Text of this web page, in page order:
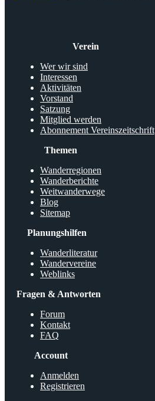
Verein
Wer wir sind
Interessen
Aktivitäten
Vorstand
Satzung
Mitglied werden
Abonnement Vereinszeitschrift
Themen
Wanderregionen
Wanderberichte
Weitwanderwege
Blog
Sitemap
Planungshilfen
Wanderliteratur
Wandervereine
Weblinks
Fragen & Antworten
Forum
Kontakt
FAQ
Account
Anmelden
Registrieren